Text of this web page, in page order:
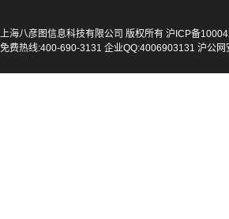
上海八彦图信息科技有限公司 版权所有 沪ICP备
免费热线:400-690-3131 企业QQ:4006903131 沪公